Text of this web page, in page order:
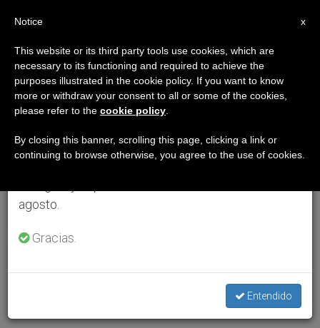
×
Aviso importante
Del 27 de julio al 7 de agosto haremos la pausa
anual, aprovechando que en el periodo de verano
se generan menos informaciones y también el
agosto.
Gracias.
Entendido
x
Notice
This website or its third party tools use cookies, which are
necessary to its functioning and required to achieve the
purposes illustrated in the cookie policy. If you want to know
more or withdraw your consent to all or some of the cookies,
please refer to the cookie policy
By closing this banner, scrolling this page, clicking a link or
continuing to browse otherwise, you agree to the use of cookies.